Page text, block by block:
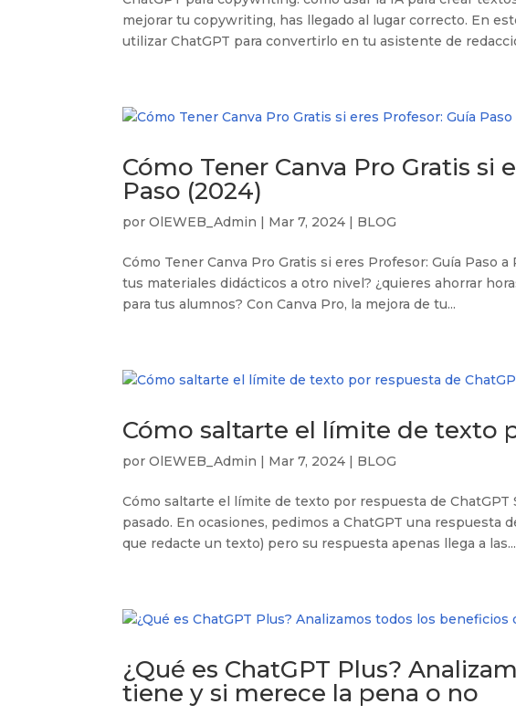
mejorar tu copywriting, has llegado al lugar correcto. En
utilizar ChatGPT para convertirlo en tu asistente de
Cómo Tener Canva Pro Gratis si
Paso (2024)
porOlEWEB_Admin | Mar 7, 2024 | BLOG
Cómo Tener Canva Pro Gratis si eres Profesor: Guía Paso
tus materiales didácticos a otro nivel? ¿quieres ahorrar
para tus alumnos? Con Canva Pro, la mejora de tu...
Cómo saltarte el límite de texto
porOlEWEB_Admin | Mar 7, 2024 | BLOG
Cómo saltarte el límite de texto por respuesta de
pasado. En ocasiones, pedimos a ChatGPT una respuesta
que redacte un texto) pero su respuesta apenas llega a las...
¿Qué es ChatGPT Plus?
tiene y si merece la pena o no